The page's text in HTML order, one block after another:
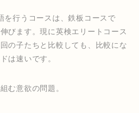
を行うコースは、鉄板コースで
びます。現に英検エリートコース
の子たちと比較しても、比較にな
は速いです。
む意欲の問題。